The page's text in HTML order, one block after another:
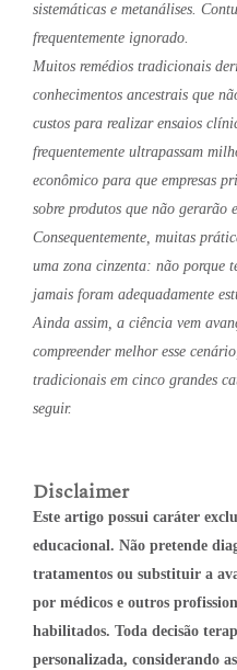
sistemáticas e metanálises.
frequentemente ignorado.
Muitos remédios tradicionais
conhecimentos ancestrais que
custos para realizar ensaios
frequentemente ultrapassam
econômico para que empresas
sobre produtos que não gerarão
Consequentemente, muitas
uma zona cinzenta: não porque
jamais foram adequadamente
Ainda assim, a ciência vem
compreender melhor esse
tradicionais em cinco grandes
seguir.
Disclaimer
Este artigo possui caráter
educacional. Não pretende
tratamentos ou substituir a
por médicos e outros
habilitados. Toda decisão
personalizada, considerando